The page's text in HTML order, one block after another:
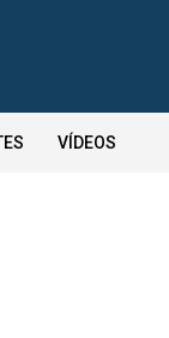
VÍDEOS